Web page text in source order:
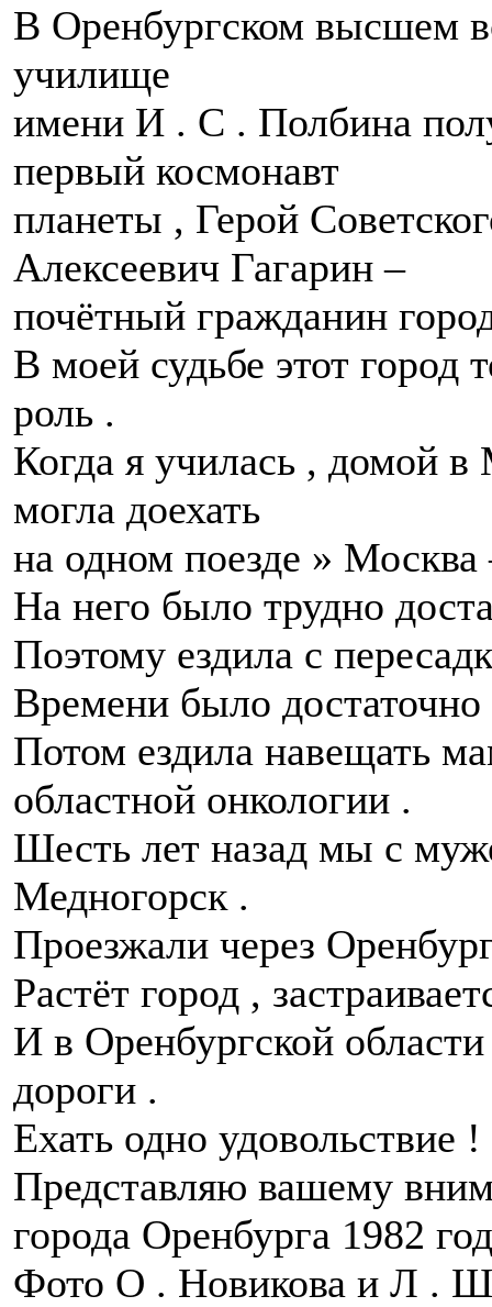
В Оренбургском высшем
училище
имени И . С . Полбина
первый космонавт
планеты , Герой
Алексеевич Гагарин –
почётный гражданин
В моей судьбе этот город
роль .
Когда я училась , домой в
могла доехать
на одном поезде »
На него было трудно
Поэтому ездила с
Времени было
Потом ездила навещать
областной онкологии .
Шесть лет назад мы с
Медногорск .
Проезжали через
Растёт город ,
И в Оренбургской
дороги .
Ехать одно удовольствие !
Представляю вашему
города Оренбурга 1982
Фото О . Новикова и Л .